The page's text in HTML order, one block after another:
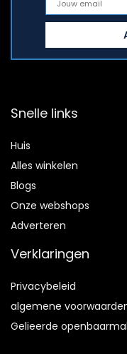
Snelle links
Huis
Alles winkelen
Blogs
Onze webshops
Adverteren
Verklaringen
Privacybeleid
algemene
Gelieerde